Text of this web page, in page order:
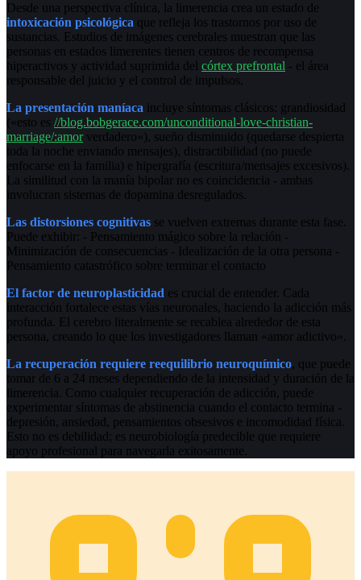
Desde una perspectiva clínica, la limerencia crea un estado de
intoxicación psicológica que refleja los trastornos por uso de
sustancias. Estudios de imágenes cerebrales muestran que las
personas en estados limerentes tienen centros de recompensa
hiperactivos y actividad suprimida del córtex prefrontal - el área
responsable del juicio y el control de impulsos.
La presentación maníaca incluye síntomas clásicos: grandiosidad
(«esto es //blog.bobgerace.com/unconditional-love-christian-
marriage/:amorverdadero»), sueño disminuido (quedarse despierta
toda la noche enviando mensajes), distractibilidad (no puede
enfocarse en la familia) e hipergrafía (escritura/mensajes excesivos).
La similitud con la manía bipolar no es coincidencia - ambas
involucran sistemas de dopamina desregulados.
Las distorsiones cognitivas se vuelven extremas durante esta fase.
Puede exhibir: - Pensamiento mágico sobre la relación -
Minimización de consecuencias - Idealización de la otra persona -
Pensamiento catastrófico sobre terminar el contacto
El factor de neuroplasticidad es crucial de entender. Cada
interacción fortalece estas vías neuronales, haciendo la adicción más
profunda. El cerebro literalmente se recablea alrededor de esta
persona, creando lo que los investigadores llaman «amor adictivo».
La recuperación requiere reequilibrio neuroquímico, que puede
tomar de 6 a 24 meses dependiendo de la intensidad y duración de la
limerencia. Como cualquier recuperación de adicción, puede
experimentar síntomas de abstinencia cuando el contacto termina -
depresión, ansiedad, pensamientos obsesivos e incomodidad física.
Esto no es debilidad; es neurobiología predecible que requiere
apoyo profesional para navegarla exitosamente.